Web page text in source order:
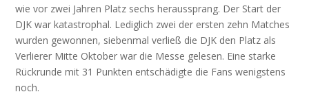
wie vor zwei Jahren Platz sechs heraussprang. Der Start der
DJK war katastrophal. Lediglich zwei der ersten zehn Matches
wurden gewonnen, siebenmal verließ die DJK den Platz als
Verlierer Mitte Oktober war die Messe gelesen. Eine starke
Rückrunde mit 31 Punkten entschädigte die Fans wenigstens
noch.